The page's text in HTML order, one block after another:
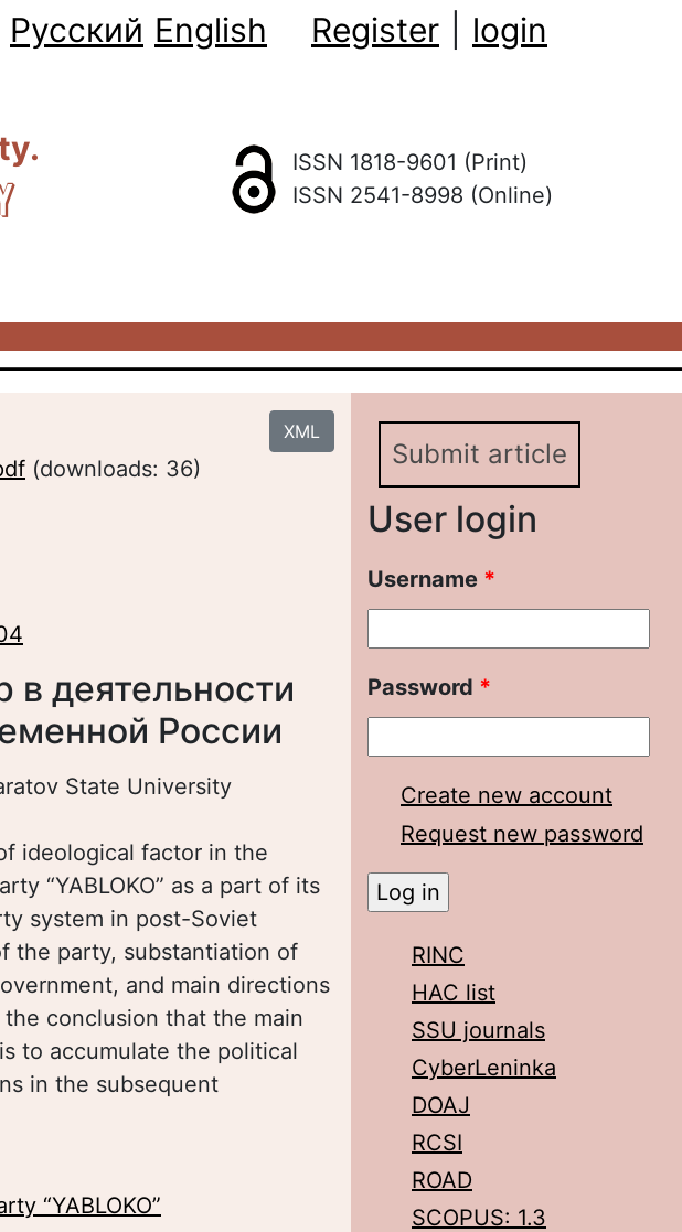
Русский English Register login
ISSN 1818-9601 (Print)
ISSN 2541-8998 (Online)
XML
(downloads: 36)
в деятельности
России
State University
ideological factor in the
“YABLOKO” as a part of its
system in post-Soviet
the party, substantiation of
and main directions
conclusion that the main
to accumulate the political
in the subsequent
“YABLOKO”
Submit article
User login
Username *
Password *
Create new account
Request new password
RINC
HAC list
SSU journals
CyberLeninka
DOAJ
RCSI
ROAD
SCOPUS: 1.3